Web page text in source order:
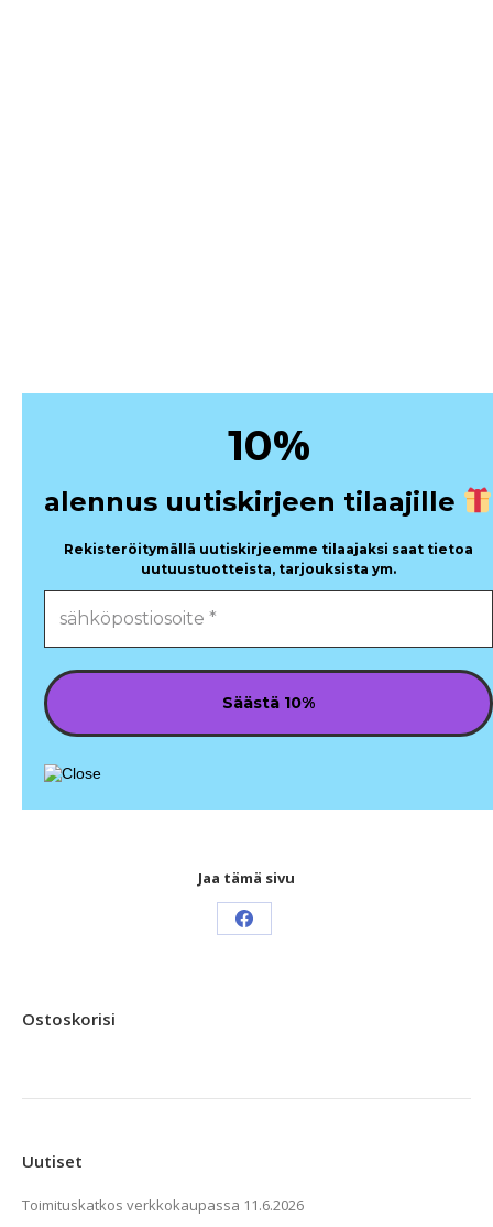
10%
alennus uutiskirjeen tilaajille
Rekisteröitymällä uutiskirjeemme tilaajaksi saat tietoa
uutuustuotteista, tarjouksista ym.
Jaa tämä sivu
Share
Ostoskorisi
Uutiset
Toimituskatkos verkkokaupassa 11.6.2026